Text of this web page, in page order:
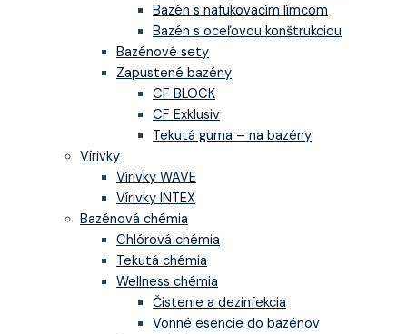
Bazén s nafukovacím límcom
Bazén s oceľovou konštrukciou
Bazénové sety
Zapustené bazény
CF BLOCK
CF Exklusiv
Tekutá guma – na bazény
Vírivky
Vírivky WAVE
Vírivky INTEX
Bazénová chémia
Chlórová chémia
Tekutá chémia
Wellness chémia
Čistenie a dezinfekcia
Vonné esencie do bazénov